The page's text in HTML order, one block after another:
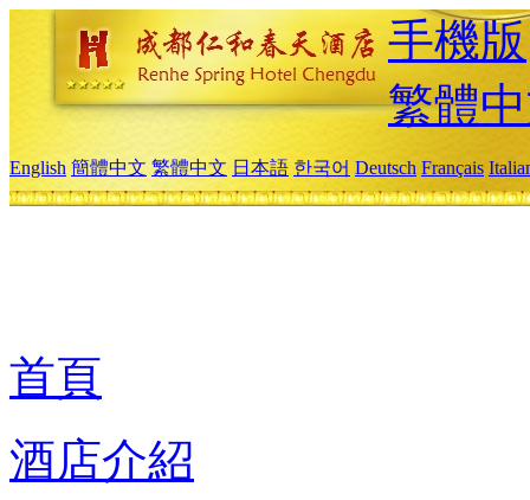
手機版
繁體
English 簡體中文 繁體中文 日本語 한국어 Deutsch Français
首頁
酒店介紹